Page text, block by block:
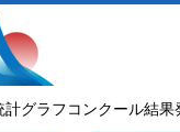
グラフコンクール結果